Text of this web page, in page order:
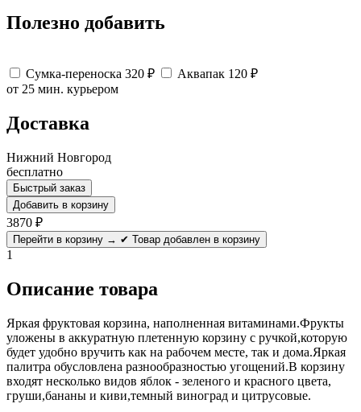
Полезно добавить
Сумка-переноска 320 ₽ Аквапак 120 ₽
от 25 мин. курьером
Доставка
Нижний Новгород
бесплатно
Быстрый заказ
Добавить в корзину
3870 ₽
Перейти в корзину → ✔ Товар добавлен в корзину
1
Описание товара
Яркая фруктовая корзина, наполненная витаминами.Фрукты
уложены в аккуратную плетенную корзину с ручкой,которую
будет удобно вручить как на рабочем месте, так и дома.Яркая
палитра обусловлена разнообразностью угощений.В корзину
входят несколько видов яблок - зеленого и красного цвета,
груши,бананы и киви,темный виноград и цитрусовые.